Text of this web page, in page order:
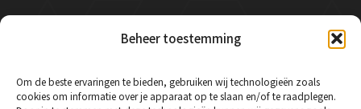
Beheer toestemming
Om de beste ervaringen te bieden, gebruiken wij technologieën zoals
cookies om informatie over je apparaat op te slaan en/of te raadplegen.
Klantenservice
Betalen
Retourneren en klachtenregeling
Service & garantie
Veelgestelde vragen